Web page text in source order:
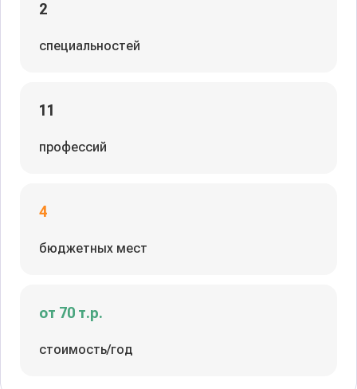
2
специальностей
11
профессий
4
бюджетных мест
от 70 т.р.
стоимость/год